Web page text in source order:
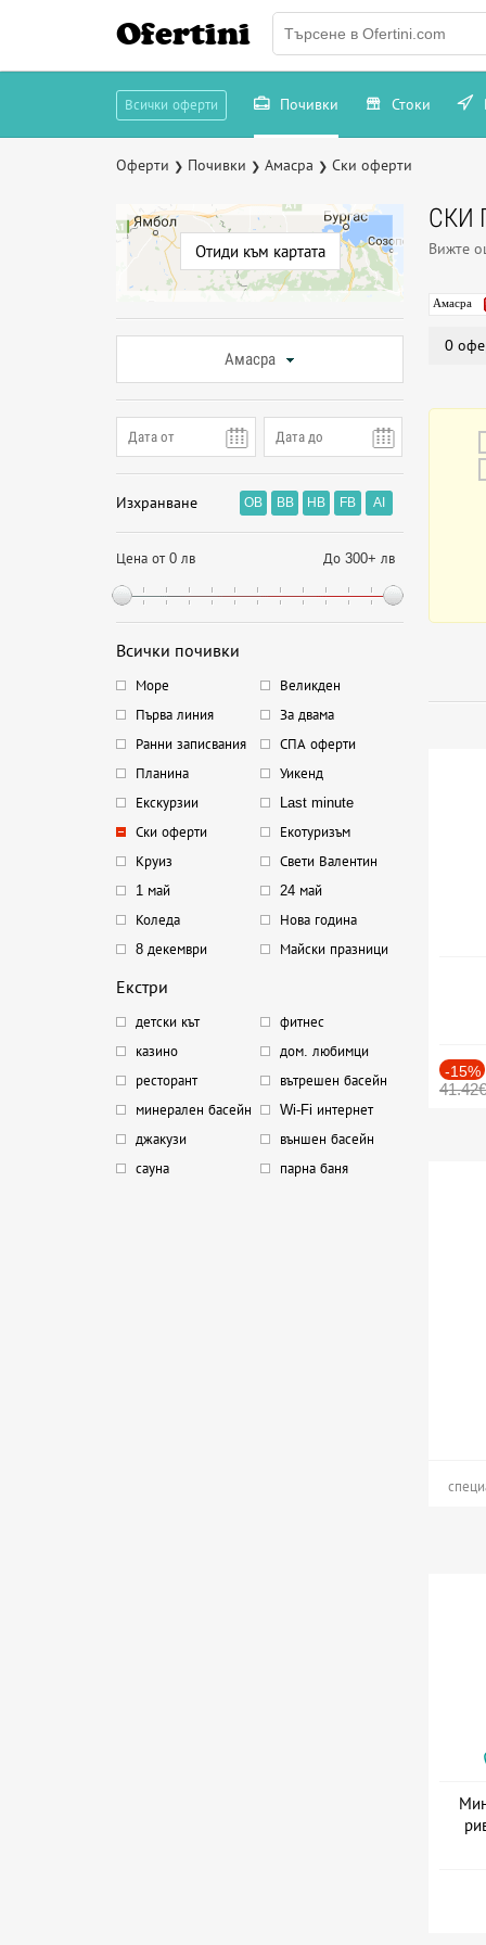
Ofertini
Всички оферти Почивки Стоки
Оферти ❯ Почивки ❯ Амасра ❯ Ски оферти
Отиди към картата
Амасра
Изхранване OB BB HB FB AI
Цена от 0 лв До 300+ лв
Всички почивки
Море
Великден
Първа линия
За двама
Ранни записвания
СПА оферти
Планина
Уикенд
Екскурзии
Last minute
Ски оферти
Екотуризъм
Круиз
Свети Валентин
1 май
24 май
Коледа
Нова година
8 декември
Майски празници
Екстри
детски кът
фитнес
казино
дом. любимци
ресторант
вътрешен басейн
минерален басейн
Wi-Fi интернет
джакузи
външен басейн
сауна
парна баня
СКИ
Вижте
Амасра
0
-15%
41.42€